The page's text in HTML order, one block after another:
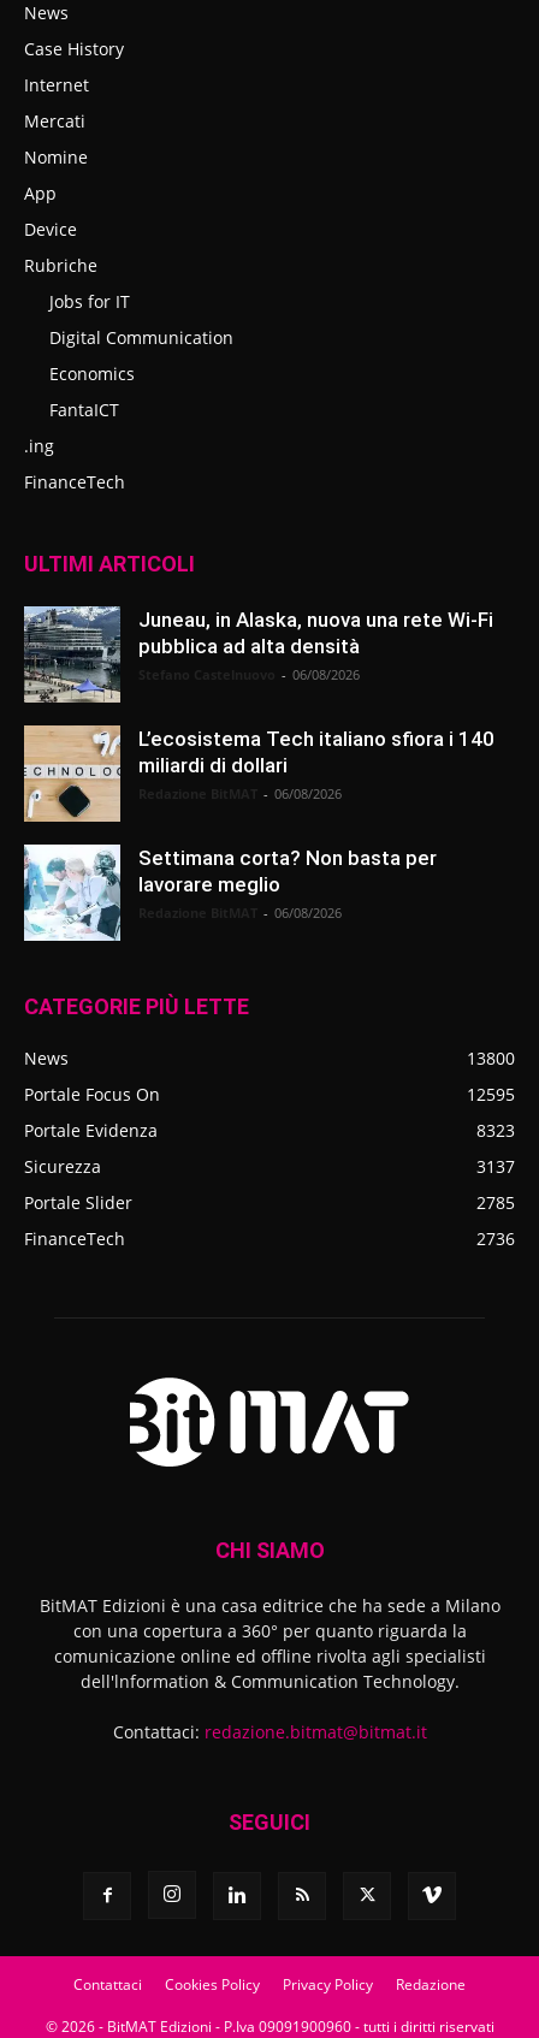
News
Case History
Internet
Mercati
Nomine
App
Device
Rubriche
Jobs for IT
Digital Communication
Economics
FantaICT
.ing
FinanceTech
ULTIMI ARTICOLI
Juneau, in Alaska, nuova una rete Wi-Fi
pubblica ad alta densità
- 06/08/2026
L’ecosistema Tech italiano sfiora i 140
miliardi di dollari
- 06/08/2026
Settimana corta? Non basta per
lavorare meglio
- 06/08/2026
CATEGORIE PIÙ LETTE
News
13800
Portale Focus On
12595
Portale Evidenza
8323
Sicurezza
3137
Portale Slider
2785
FinanceTech
2736
CHI SIAMO
BitMAT Edizioni è una casa editrice che ha sede a Milano
con una copertura a 360° per quanto riguarda la
comunicazione online ed offline rivolta agli specialisti
dell'lnformation & Communication Technology.
Contattaci: redazione.bitmat@bitmat.it
SEGUICI
Contattaci Cookies Policy Privacy Policy Redazione
© 2026 - BitMAT Edizioni - P.Iva 09091900960 - tutti i diritti riservati